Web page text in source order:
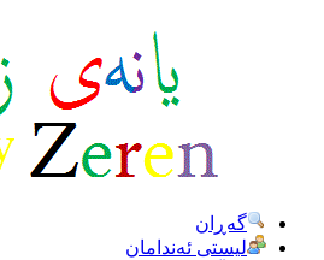
گه‌ڕان
لیستی ئه‌ندامان